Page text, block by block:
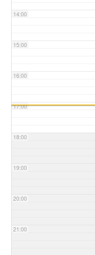
14:00
15:00
16:00
17:00
18:00
19:00
20:00
21:00